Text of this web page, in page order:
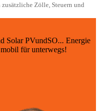
Zölle, Steuern und
Solar PVundSO... Energie
für unterwegs!